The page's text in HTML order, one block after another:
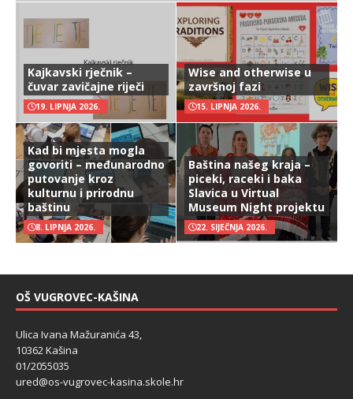
Kajkavski rječnik –
čuvar zavičajne riječi
19. LIPNJA 2026.
Wise and otherwise u
završnoj fazi
15. LIPNJA 2026.
Kad bi mjesta mogla
govoriti – međunarodno
putovanje kroz
kulturnu i prirodnu
baštinu
8. LIPNJA 2026.
Baština našeg kraja –
piceki, raceki i baka
Slavica u Virtual
Museum Night projektu
22. SIJEČNJA 2026.
OŠ VUGROVEC-KAŠINA
Ulica Ivana Mažuranića 43,
10362 Kašina
01/2055035
ured@os-vugrovec-kasina.skole.hr